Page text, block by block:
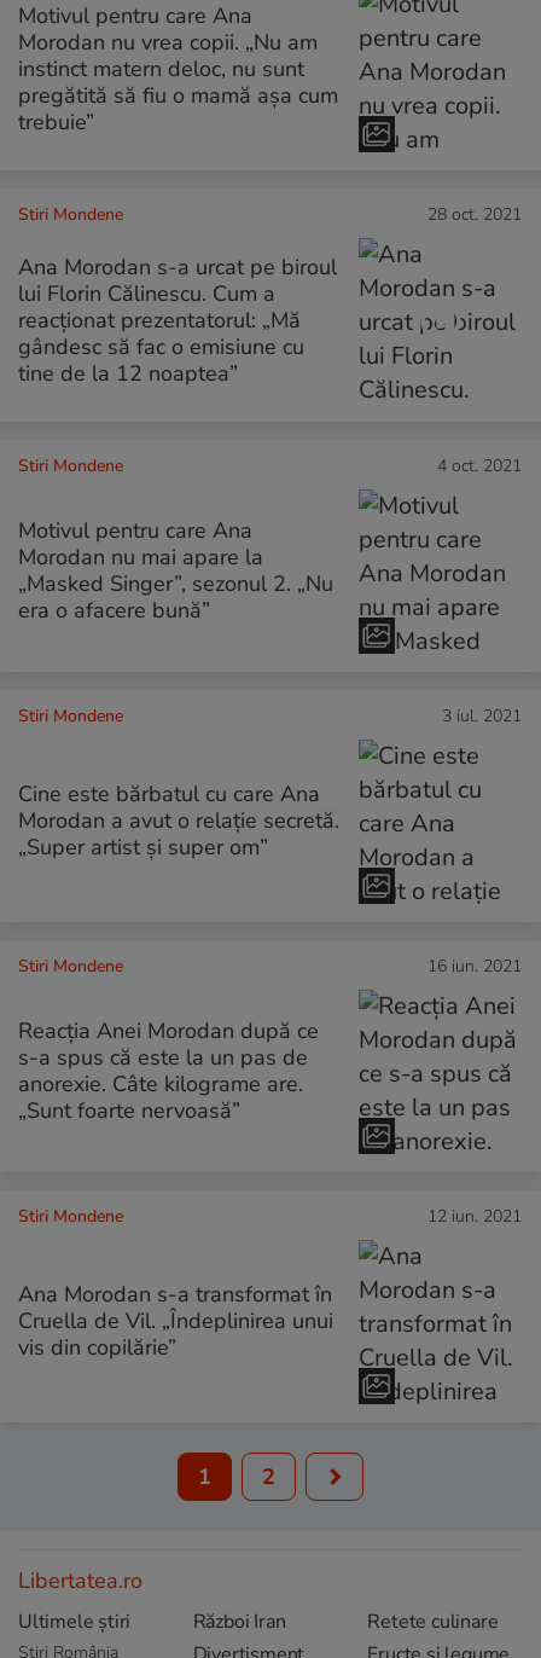
Motivul pentru care Ana
Morodan nu vrea copii. „Nu am
instinct matern deloc, nu sunt
pregătită să fiu o mamă așa cum
trebuie”
Stiri Mondene 28 oct. 2021
Ana Morodan s-a urcat pe biroul
lui Florin Călinescu. Cum a
reacționat prezentatorul: „Mă
gândesc să fac o emisiune cu
tine de la 12 noaptea”
Stiri Mondene 4 oct. 2021
Motivul pentru care Ana
Morodan nu mai apare la
„Masked Singer”, sezonul 2. „Nu
era o afacere bună”
Stiri Mondene 3 iul. 2021
Cine este bărbatul cu care Ana
Morodan a avut o relație secretă.
„Super artist și super om”
Stiri Mondene 16 iun. 2021
Reacția Anei Morodan după ce
s-a spus că este la un pas de
anorexie. Câte kilograme are.
„Sunt foarte nervoasă”
Stiri Mondene 12 iun. 2021
Ana Morodan s-a transformat în
Cruella de Vil. „Îndeplinirea unui
vis din copilărie”
1 2
Libertatea.ro
Ultimele știri
Știri România
Război Iran
Retete culinare